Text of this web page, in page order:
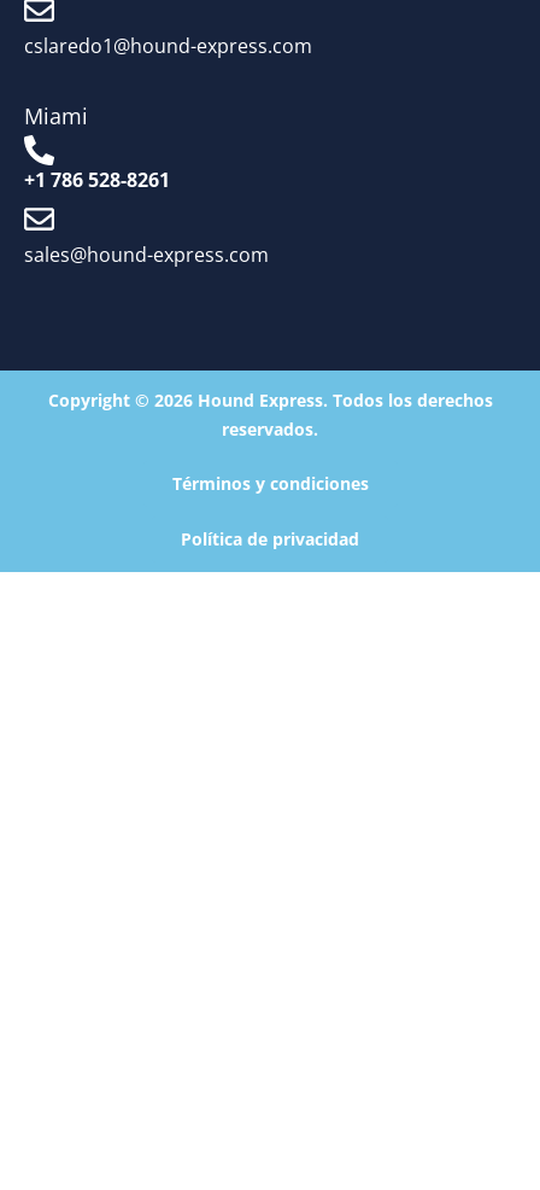
cslaredo1@hound-express.com
Miami
+1 786 528-8261
sales@hound-express.com
Copyright © 2026 Hound Express. Todos los derechos
reservados.
Términos y condiciones
Política de privacidad